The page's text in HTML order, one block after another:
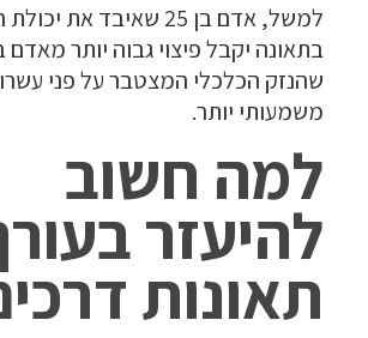
למשל, אדם בן 25 שאיבד את
שהנזק הכלכלי המצטבר על פני
משמעותי יותר.
למה חשוב
להיעזר
תאונות